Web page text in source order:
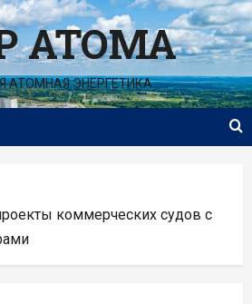
АТОМА
АТОМНАЯ ЭНЕРГЕТИКА
коммерческих судов с